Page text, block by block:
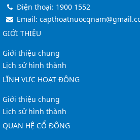
Điện thoại: 1900 1552
Email:
GIỚI THIỆU
Giới thiệu chung
Lịch sử hình thành
LĨNH VỰC HOẠT ĐỘNG
Giới thiệu chung
Lịch sử hình thành
QUAN HỆ CỔ ĐÔNG